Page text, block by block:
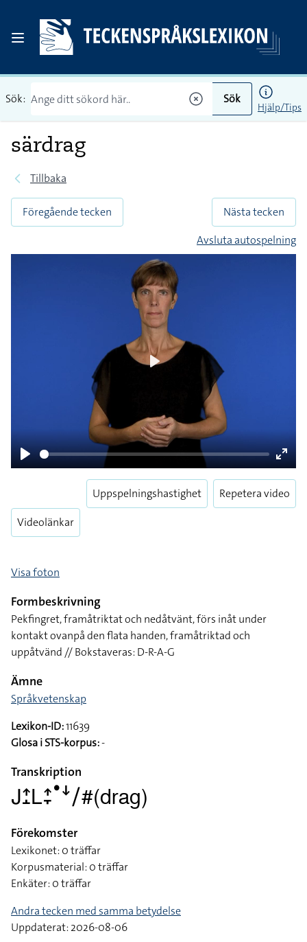
Sök: Sök
Hjälp/Tips
särdrag
Tillbaka
Föregående tecken
Nästa tecken
Avsluta autospelning
Play
Enter
Videolänkar
Uppspelningshastighet Repetera video
Visa foton
Formbeskrivning
Pekfingret, framåtriktat och nedåtvänt, förs inåt under
kontakt ovanpå den flata handen, framåtriktad och
uppåtvänd // Bokstaveras: D-R-A-G
Ämne
Språkvetenskap
Lexikon-ID:11639
Glosa i STS-korpus:-
Transkription
􌤢􌤴􌤸􌥈􌤴􌥙􌤟􌦄􌥠#(drag)
Förekomster
Lexikonet: 0 träffar
Korpusmaterial: 0 träffar
Enkäter: 0 träffar
Andra tecken med samma betydelse
Uppdaterat: 2026-08-06